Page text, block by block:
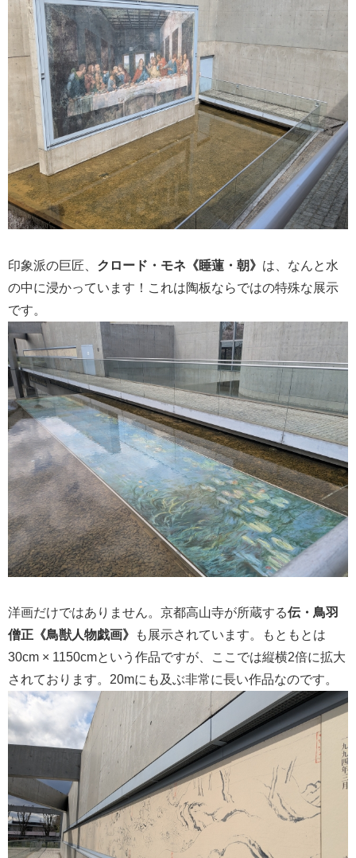
印象派の巨匠、 クロード・モネ《睡蓮・朝》 は、なんと水
の中に浸かっています！これは陶板ならではの特殊な展示
です。
洋画だけではありません。京都高山寺が所蔵する伝・鳥羽
僧正《鳥獣人物戯画》
も展示されています。もともとは
30cm × 1150cmという作品ですが、ここでは縦横2倍に拡大
されております。20mにも及ぶ非常に長い作品なのです。